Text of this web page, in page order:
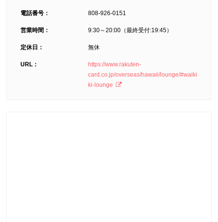
電話番号： 808-926-0151
営業時間： 9:30～20:00（最終受付:19:45）
定休日： 無休
URL：
https://www.rakuten-
card.co.jp/overseas/hawaii/lounge/#waiki
ki-lounge